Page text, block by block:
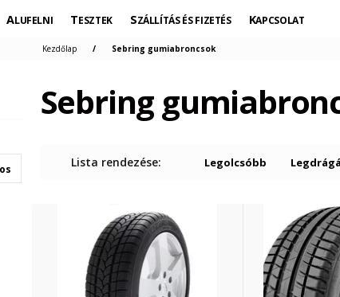
ALUFELNI TESZTEK SZÁLLÍTÁS ÉS FIZETÉS KAPCSOLAT
Kezdőlap Sebring gumiabroncsok
Sebring
Lista rendezése: Legolcsóbb